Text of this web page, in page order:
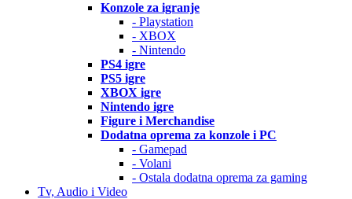
Konzole za igranje
- Playstation
- XBOX
- Nintendo
PS4 igre
PS5 igre
XBOX igre
Nintendo igre
Figure i Merchandise
Dodatna oprema za konzole i PC
- Gamepad
- Volani
- Ostala dodatna oprema za gaming
Tv, Audio i Video